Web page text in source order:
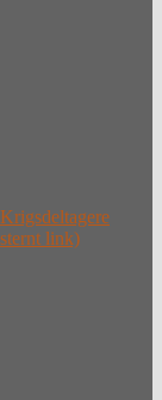
link)